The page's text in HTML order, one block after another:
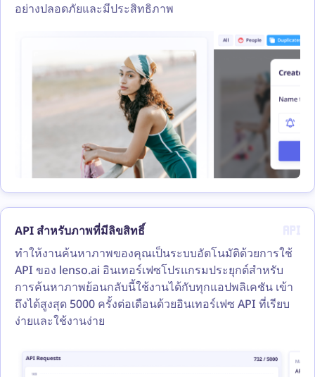
อย่างปลอดภัยและมีประสิทธิภาพ
API สำหรับภาพที่มีลิขสิทธิ์
ทำให้งานค้นหาภาพของคุณเป็นระบบอัตโนมัติด้วยการใช้
API ของ lenso.ai อินเทอร์เฟซโปรแกรมประยุกต์สำหรับ
การค้นหาภาพย้อนกลับนี้ใช้งานได้กับทุกแอปพลิเคชัน เข้า
ถึงได้สูงสุด 5000 ครั้งต่อเดือนด้วยอินเทอร์เฟซ API ที่เรียบ
ง่ายและใช้งานง่าย